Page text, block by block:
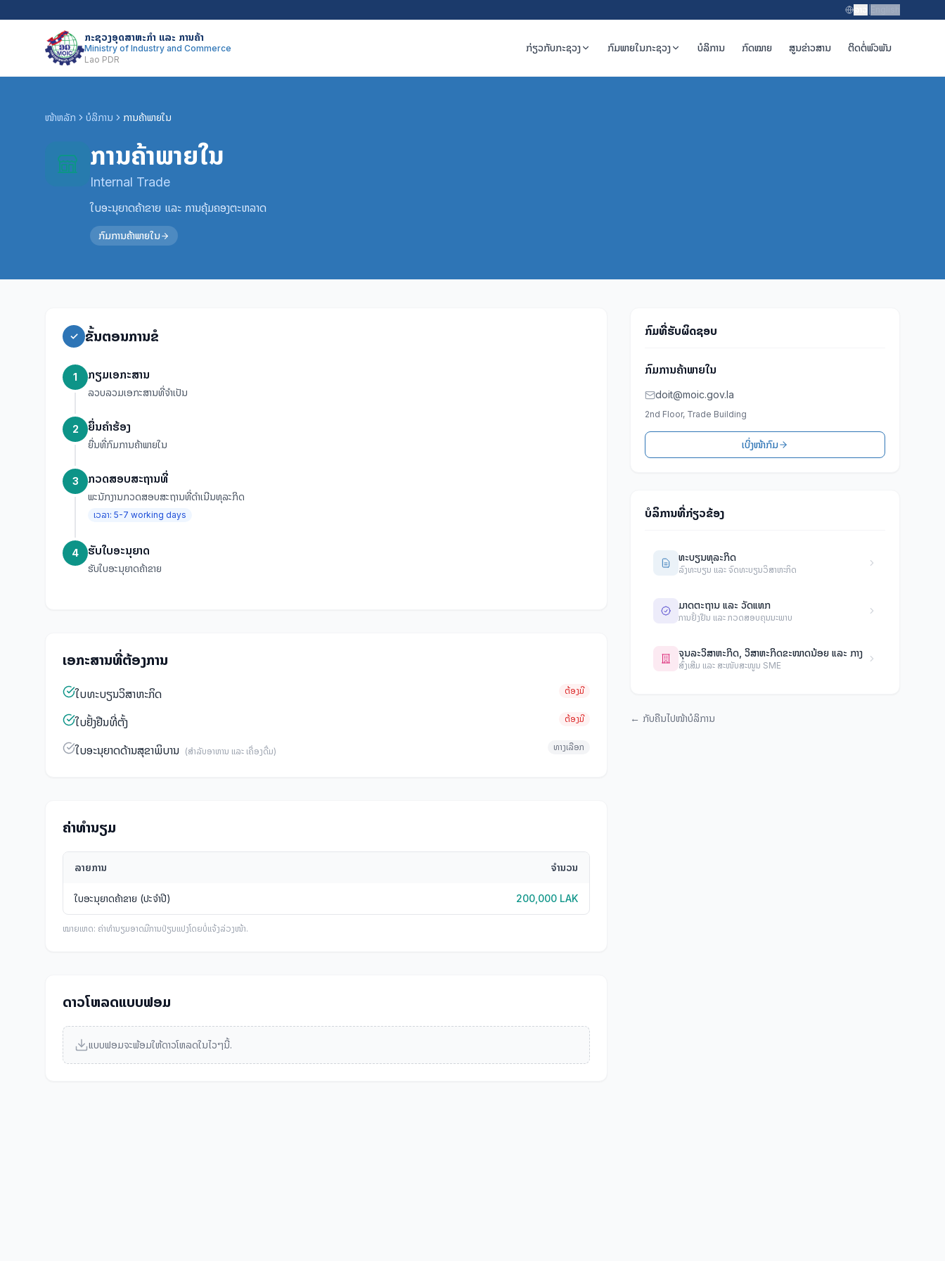
ກະຊວງອຸດສາຫະກຳ ແລະ ການຄ້າ
Ministry of Industry and Commerce
Lao PDR
ກ່ຽວກັບກະຊວງ ກົມພາຍໃນກະຊວງ ບໍລິການ ກົດໝາຍ ສູນຂ່າວສານ ຕິດຕໍ່ພົວພັນ
ໜ້າຫລັກ ບໍລິການ ການຄ້າພາຍໃນ
ການຄ້າພາຍໃນ
Internal Trade
ໃບອະນຸຍາດຄ້າຂາຍ ແລະ ການຄຸ້ມຄອງຕະຫລາດ
ກົມການຄ້າພາຍໃນ
✓ ຂັ້ນຕອນການຂໍ
1 ກຽມເອກະສານ
ລວບລວມເອກະສານທີ່ຈຳເປັນ
2 ຍື່ນຄໍາຮ້ອງ
ຍື່ນທີ່ກົມການຄ້າພາຍໃນ
3 ກວດສອບສະຖານທີ່
ພະນັກງານກວດສອບສະຖານທີ່ດໍາເນີນທຸລະກິດ
ເວລາ: 5-7 working days
4 ຮັບໃບອະນຸຍາດ
ຮັບໃບອະນຸຍາດຄ້າຂາຍ
ເອກະສານທີ່ຕ້ອງການ
ໃບທະບຽນວິສາຫະກິດ ຕ້ອງມີ
ໃບຢັ້ງຢືນທີ່ຕັ້ງ ຕ້ອງມີ
ໃບອະນຸຍາດດ້ານສຸຂາພິບານ (ສໍາລັບອາຫານ ແລະ ເຄື່ອງດື່ມ) ທາງເລືອກ
ຄ່າທໍານຽມ
ລາຍການ ຈຳນວນ
ໃບອະນຸຍາດຄ້າຂາຍ (ປະຈໍາປີ) 200,000 LAK
ໝາຍເຫດ: ຄ່າທໍານຽມອາດມີການປ່ຽນແປງໂດຍບໍ່ແຈ້ງລ່ວງໜ້າ.
ດາວໂຫລດແບບຟອມ
ແບບຟອມຈະພ້ອມໃຫ້ດາວໂຫລດໃນໄວໆນີ້.
ກົມທີ່ຮັບຜິດຊອບ
ກົມການຄ້າພາຍໃນ
doit@moic.gov.la
2nd Floor, Trade Building
ເບິ່ງໜ້າກົມ
ບໍລິການທີ່ກ່ຽວຂ້ອງ
ທະບຽນທຸລະກິດ
ລົງທະບຽນ ແລະ ຈົດທະບຽນວິສາຫະກິດ
ມາດຕະຖານ ແລະ ວັດແທກ
ການຢັ້ງຢືນ ແລະ ກວດສອບຄຸນນະພາບ
ຈຸນລະວິສາຫະກິດ, ວິສາຫະກິດຂະໜາດນ້ອຍ ແລະ ກາງ
ສົ່ງເສີມ ແລະ ສະໜັບສະໜູນ SME
← ກັບຄືນໄປໜ້າບໍລິການ